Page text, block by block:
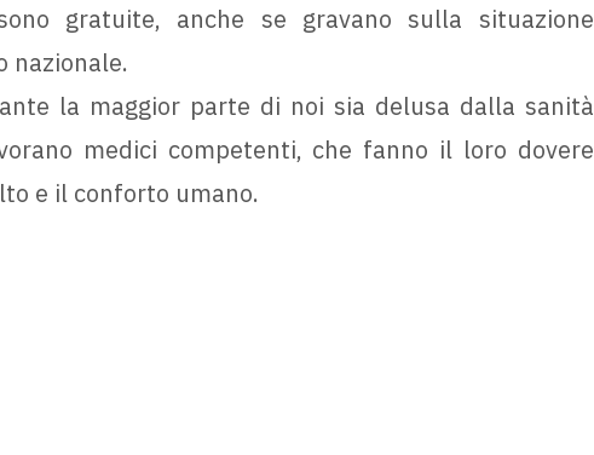
gratuite, anche se gravano sulla situazione
nazionale.
la maggior parte di noi sia delusa dalla sanità
medici competenti, che fanno il loro dovere
e il conforto umano.